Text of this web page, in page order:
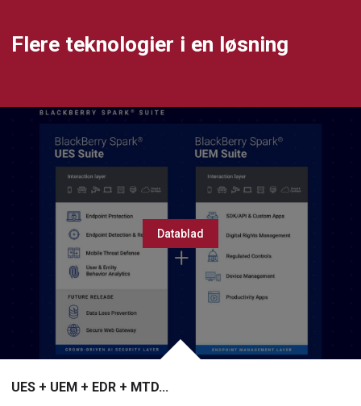
Flere teknologier i en løsning
Datablad
UES + UEM + EDR + MTD…